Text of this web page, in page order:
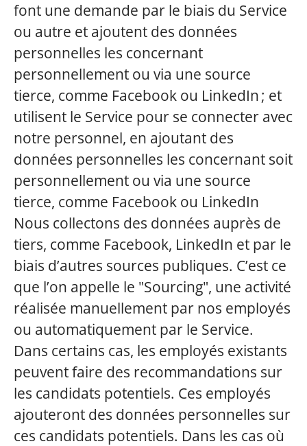
font une demande par le biais du Service
ou autre et ajoutent des données
personnelles les concernant
personnellement ou via une source
tierce, comme Facebook ou LinkedIn ; et
utilisent le Service pour se connecter avec
notre personnel, en ajoutant des
données personnelles les concernant soit
personnellement ou via une source
tierce, comme Facebook ou LinkedIn
Nous collectons des données auprès de
tiers, comme Facebook, LinkedIn et par le
biais d’autres sources publiques. C’est ce
que l’on appelle le "Sourcing", une activité
réalisée manuellement par nos employés
ou automatiquement par le Service.
Dans certains cas, les employés existants
peuvent faire des recommandations sur
les candidats potentiels. Ces employés
ajouteront des données personnelles sur
ces candidats potentiels. Dans les cas où